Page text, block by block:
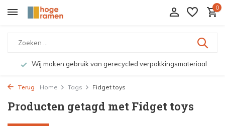
0
Wij maken gebruik van gerecycled verpakkingsmateriaal
Terug Home Tags Fidget toys
Producten getagd met Fidget toys